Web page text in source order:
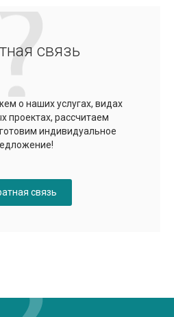
связь
о наших услугах, видах
проектах, рассчитаем
индивидуальное
связь